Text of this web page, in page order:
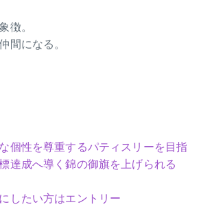
徴。
間になる。
個性を尊重するパティスリーを目指
達成へ導く錦の御旗を上げられる
したい方はエントリー